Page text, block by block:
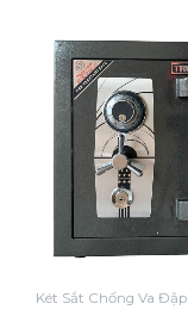
Két Sắt Chống Va Đập